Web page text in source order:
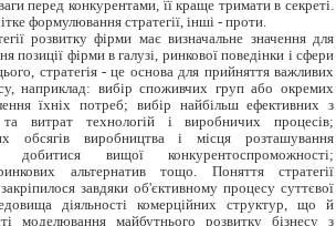
перед конкурентами, її краще тримати в секреті.
формулювання стратегії, інші - проти.
розвитку фірми має визначальне значення для
позиції фірми в галузі, ринкової поведінки і сфери
стратегія - це основа для прийняття важливих
наприклад: вибір споживчих груп або окремих
їхніх потреб; вибір найбільш ефективних з
та витрат технологій і виробничих процесів;
обсягів виробництва і місця розташування
добитися вищої конкурентоспроможності;
альтернатив тощо. Поняття стратегії
завдяки об'єктивному процесу суттєвої
діяльності комерційних структур, що й
моделювання майбутнього розвитку бізнесу з